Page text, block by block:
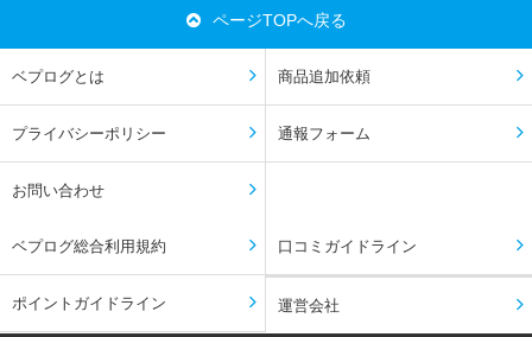
ページTOPへ戻る
ベプログとは 商品追加依頼
プライバシーポリシー 通報フォーム
お問い合わせ
ベプログ総合利用規約 口コミガイドライン
ポイントガイドライン 運営会社